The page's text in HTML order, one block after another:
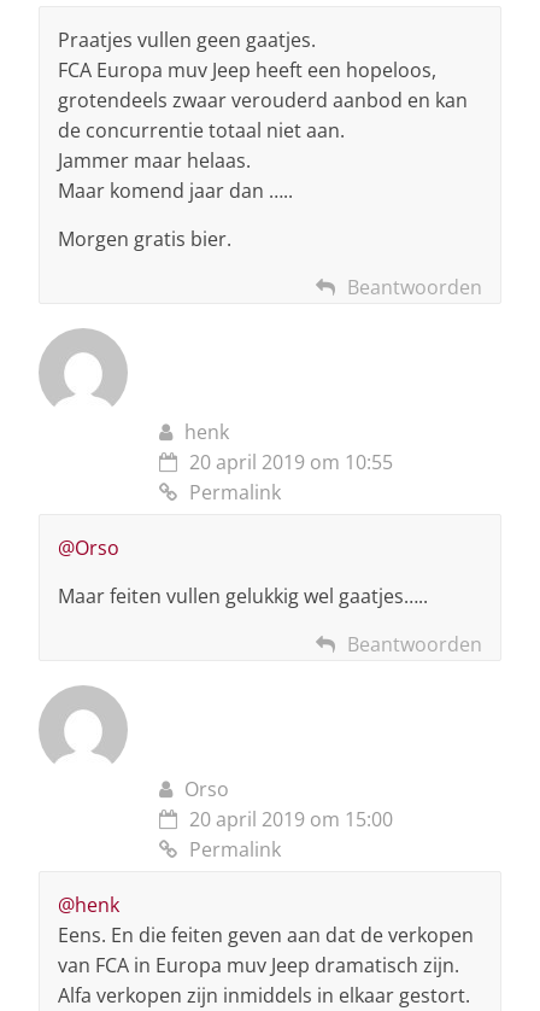
Praatjes vullen geen gaatjes.
FCA Europa muv Jeep heeft een hopeloos,
grotendeels zwaar verouderd aanbod en kan
de concurrentie totaal niet aan.
Jammer maar helaas.
Maar komend jaar dan …..
Morgen gratis bier.
Beantwoorden
henk
20 april 2019 om 10:55
Permalink
@Orso
Maar feiten vullen gelukkig wel gaatjes…..
Beantwoorden
Orso
20 april 2019 om 15:00
Permalink
@henk
Eens. En die feiten geven aan dat de verkopen
van FCA in Europa muv Jeep dramatisch zijn.
Alfa verkopen zijn inmiddels in elkaar gestort.